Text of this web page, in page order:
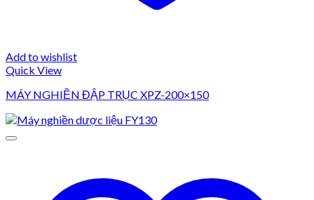
Add to wishlist
Quick View
MÁY NGHIỀN ĐẬP TRỤC XPZ-200×150